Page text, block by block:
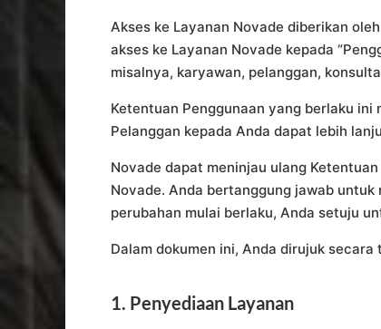
Akses ke Layanan Novade diberikan
akses ke Layanan Novade kepada
misalnya, karyawan, pelanggan,
Ketentuan Penggunaan yang berlaku
Pelanggan kepada Anda dapat lebih
Novade dapat meninjau ulang
Novade. Anda bertanggung jawab
perubahan mulai berlaku, Anda setuju
Dalam dokumen ini, Anda dirujuk secara
1. Penyediaan Layanan